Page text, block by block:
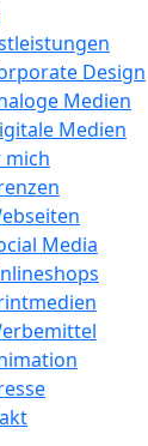
Design
Medien
Medien
mich
Media